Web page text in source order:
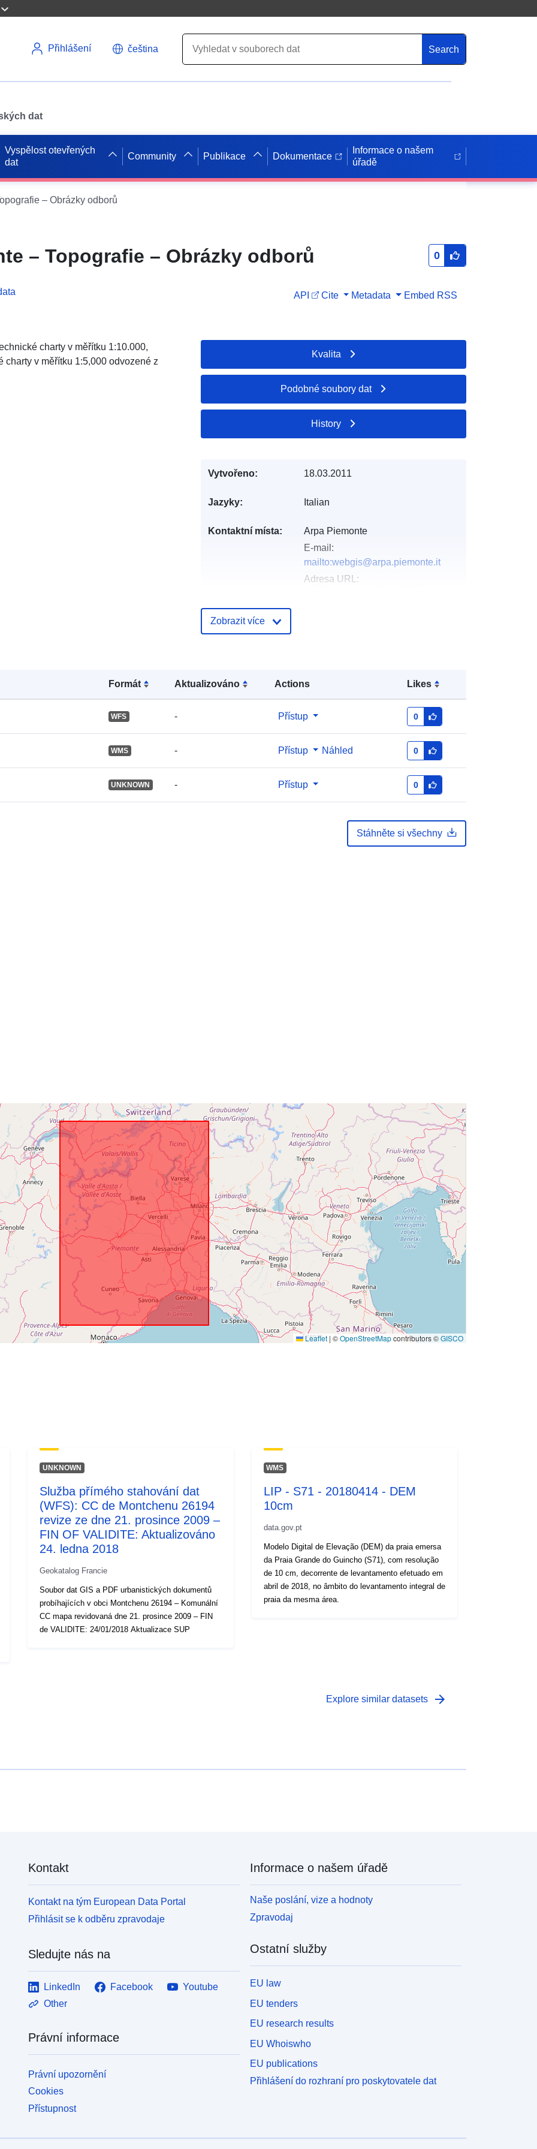
Přihlášení čeština Search
dat
Vyspělost otevřených
dat
Community Publikace Dokumentace
Informace o našem
úřadě
– Obrázky odborů
– Topografie – Obrázky odborů 0
API Cite Metadata Embed RSS
charty v měřítku 1:10.000,
charty v měřítku 1:5,000 odvozené z
Formát Aktualizováno Actions Likes
WFS - Přístup 0
WMS - Přístup Náhled 0
UNKNOWN - Přístup 0
Stáhněte si všechny
Leaflet | ©OpenStreetMapcontributors ©GISCO
Kvalita
Podobné soubory dat
History
Vytvořeno: 18.03.2011
Jazyky: Italian
Kontaktní místa:
Arpa Piemonte
E-mail:
mailto:webgis@arpa.piemonte.it
Adresa URL:
Katalogový
Místní: Souřadnice: [ [ 6.624057, 46.602921
], [ 9.345543, 46.602921 ], [
43.978675 ], [ 6.624057, 46.602921 ]
]
quadri d'unione della Carta Tecnica
Zobrazit více
UNKNOWN
Služba přímého stahování dat
(WFS): CC de Montchenu 26194
revize ze dne 21. prosince 2009 –
FIN OF VALIDITE: Aktualizováno
24. ledna 2018
Geokatalog Francie
Soubor dat GIS a PDF urbanistických dokumentů
probíhajících v obci Montchenu 26194 – Komunální
CC mapa revidovaná dne 21. prosince 2009 – FIN
de VALIDITE: 24/01/2018 Aktualizace SUP
WMS
LIP - S71 - 20180414 - DEM
10cm
data.gov.pt
Modelo Digital de Elevação (DEM) da praia emersa
da Praia Grande do Guincho (S71), com resolução
de 10 cm, decorrente de levantamento efetuado em
abril de 2018, no âmbito do levantamento integral de
praia da mesma área.
Explore similar datasets arrow_forward
Kontakt
Kontakt na tým European Data Portal
Přihlásit se k odběru zpravodaje
Sledujte nás na
LinkedIn Facebook
Youtube
Other
Právní informace
Právní upozornění
Cookies
Přístupnost
Informace o našem úřadě
Naše poslání, vize a hodnoty
Zpravodaj
Ostatní služby
EU law
EU tenders
EU research results
EU Whoiswho
EU publications
Přihlášení do rozhraní pro poskytovatele dat